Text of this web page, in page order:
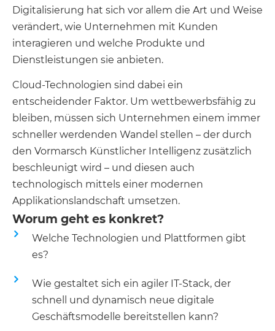
Digitalisierung hat sich vor allem die Art und Weise
verändert, wie Unternehmen mit Kunden
interagieren und welche Produkte und
Dienstleistungen sie anbieten.
Cloud-Technologien sind dabei ein
entscheidender Faktor. Um wettbewerbsfähig zu
bleiben, müssen sich Unternehmen einem immer
schneller werdenden Wandel stellen – der durch
den Vormarsch Künstlicher Intelligenz zusätzlich
beschleunigt wird – und diesen auch
technologisch mittels einer modernen
Applikationslandschaft umsetzen.
Worum geht es konkret?
Welche Technologien und Plattformen gibt
es?
Wie gestaltet sich ein agiler IT-Stack, der
schnell und dynamisch neue digitale
Geschäftsmodelle bereitstellen kann?